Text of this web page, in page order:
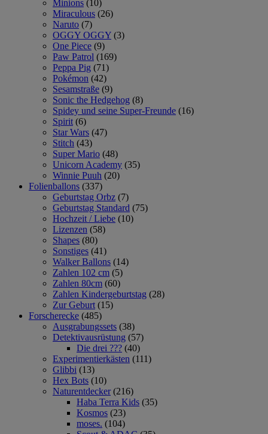
Minions (10)
Miraculous (26)
Naruto (7)
OGGY OGGY (3)
One Piece (9)
Paw Patrol (169)
Peppa Pig (71)
Pokémon (42)
Sesamstraße (9)
Sonic the Hedgehog (8)
Spidey und seine Super-Freunde (16)
Spirit (6)
Star Wars (47)
Stitch (43)
Super Mario (48)
Unicorn Academy (35)
Winnie Puuh (20)
Folienballons (337)
Geburtstag Orbz (7)
Geburtstag Standard (75)
Hochzeit / Liebe (10)
Lizenzen (58)
Shapes (80)
Sonstiges (41)
Walker Ballons (14)
Zahlen 102 cm (5)
Zahlen 80cm (60)
Zahlen Kindergeburtstag (28)
Zur Geburt (15)
Forscherecke (485)
Ausgrabungssets (38)
Detektivausrüstung (57)
Die drei ??? (40)
Experimentierkästen (111)
Glibbi (13)
Hex Bots (10)
Naturentdecker (216)
Haba Terra Kids (35)
Kosmos (23)
moses. (104)